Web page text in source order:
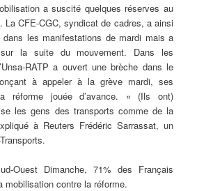
a suscité quelques réserves au
La CFE-CGC, syndicat de cadres, a ainsi
dans les manifestations de mardi mais a
la suite du mouvement. Dans les
RATP a ouvert une brèche dans le
à appeler à la grève mardi, ses
réforme jouée d’avance. « (Ils ont)
les gens des transports comme de la
à Reuters Frédéric Sarrassat, un
Ouest Dimanche, 71% des Français
contre la réforme.